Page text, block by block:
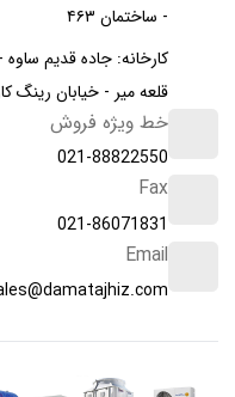
- ساختمان ۴۶۳
کارخانه: جاده قدیم
قلعه میر - خیابان رینگ
خط ویژه فروش
021-88822550
Fax
021-86071831
Email